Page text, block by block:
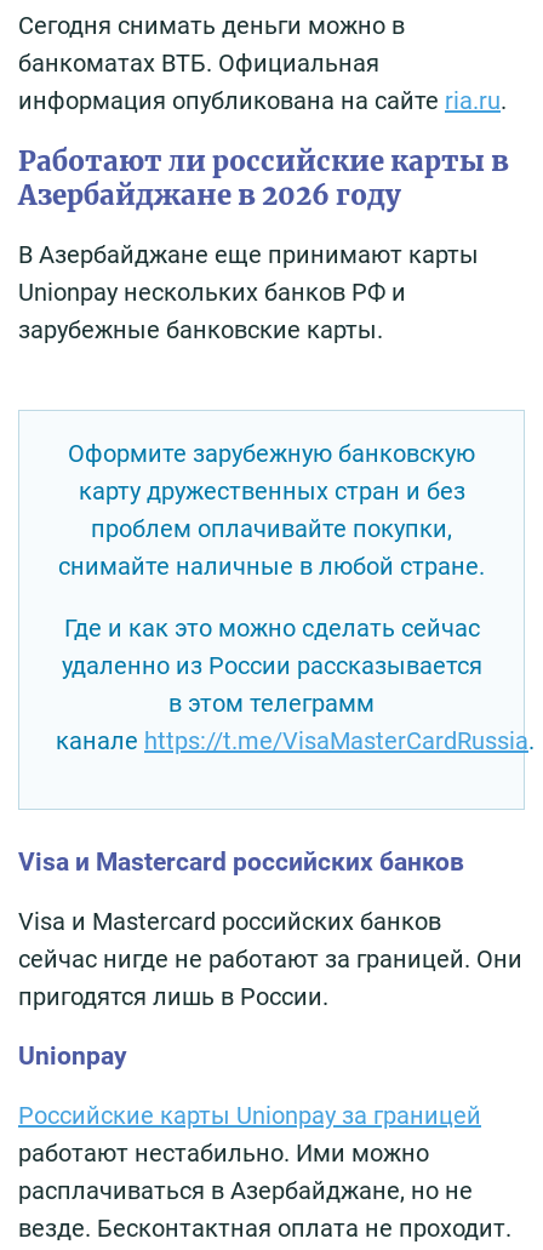
Сегодня снимать деньги можно в
банкоматах ВТБ. Официальная
информация опубликована на сайте ria.ru.
Работают ли российские карты в
Азербайджане в 2026 году
В Азербайджане еще принимают карты
Unionpay нескольких банков РФ и
зарубежные банковские карты.
Оформите зарубежную банковскую
карту дружественных стран и без
проблем оплачивайте покупки,
снимайте наличные в любой стране.
Где и как это можно сделать сейчас
удаленно из России рассказывается
в этом телеграмм
канале https://t.me/VisaMasterCardRussia.
Visa и Mastercard российских банков
Visa и Mastercard российских банков
сейчас нигде не работают за границей. Они
пригодятся лишь в России.
Unionpay
Российские карты Unionpay за границей
работают нестабильно. Ими можно
расплачиваться в Азербайджане, но не
везде. Бесконтактная оплата не проходит.